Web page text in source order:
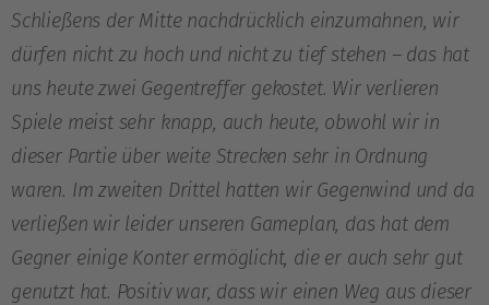
Schließens der Mitte nachdrücklich einzumahnen, wir
dürfen nicht zu hoch und nicht zu tief stehen – das hat
uns heute zwei Gegentreffer gekostet. Wir verlieren
Spiele meist sehr knapp, auch heute, obwohl wir in
dieser Partie über weite Strecken sehr in Ordnung
waren. Im zweiten Drittel hatten wir Gegenwind und da
verließen wir leider unseren Gameplan, das hat dem
Gegner einige Konter ermöglicht, die er auch sehr gut
genutzt hat. Positiv war, dass wir einen Weg aus dieser